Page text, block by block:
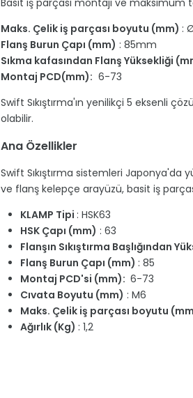
Basit iş parçası montajı ve maksimum
Maks. Çelik iş parçası boyutu (mm) :
Flanş Burun Çapı (mm) : 85mm
Sıkma kafasından Flanş Yüksekliği
Montaj PCD(mm): 6-73
Swift Sıkıştırma'ın yenilikçi 5 eksenli
olabilir.
Ana Özellikler
Swift Sıkıştırma sistemleri Japonya'da
ve flanş kelepçe arayüzü, basit iş
KLAMP Tipi : HSK63
HSK Çapı (mm) : 63
Flanşın Sıkıştırma Başlığından
Flanş Burun Çapı (mm) : 85
Montaj PCD'si (mm): 6-73
Cıvata Boyutu (mm) : M6
Maks. Çelik iş parçası boyutu
Ağırlık (Kg) : 1,2